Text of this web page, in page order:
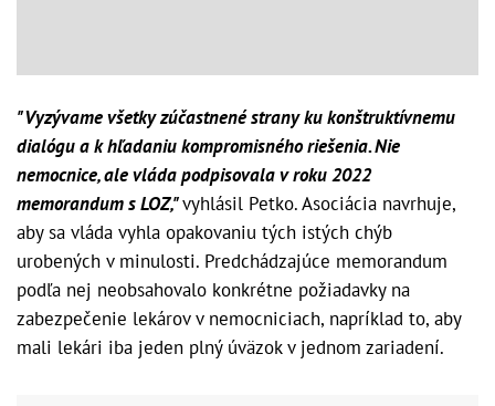
"Vyzývame všetky zúčastnené strany ku konštruktívnemu
dialógu a k hľadaniu kompromisného riešenia. Nie
nemocnice, ale vláda podpisovala v roku 2022
memorandum s LOZ,"vyhlásil Petko. Asociácia navrhuje,
aby sa vláda vyhla opakovaniu tých istých chýb
urobených v minulosti. Predchádzajúce memorandum
podľa nej neobsahovalo konkrétne požiadavky na
zabezpečenie lekárov v nemocniciach, napríklad to, aby
mali lekári iba jeden plný úväzok v jednom zariadení.